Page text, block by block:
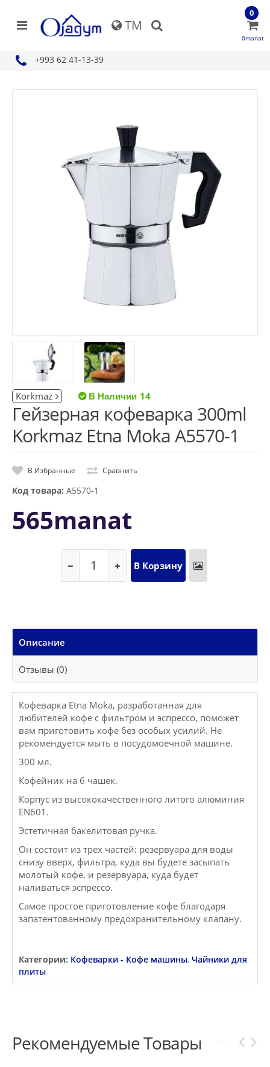
TM
+993 62 41-13-39
0
0manat
Korkmaz 14
Гейзерная кофеварка 300ml
Korkmaz Etna Moka A5570-1
В Избранные Сравнить
Код товара: A5570-1
565manat
Описание
Отзывы (0)
Кофеварка Etna Moka, разработанная для
любителей кофе с фильтром и эспрессо, поможет
вам приготовить кофе без особых усилий. Не
рекомендуется мыть в посудомоечной машине.
300 мл.
Кофейник на 6 чашек.
Корпус из высококачественного литого алюминия
EN601.
Эстетичная бакелитовая ручка.
Он состоит из трех частей: резервуара для воды
снизу вверх, фильтра, куда вы будете засыпать
молотый кофе, и резервуара, куда будет
наливаться эспрессо.
Самое простое приготовление кофе благодаря
запатентованному предохранительному клапану.
Категории: Кофеварки - Кофе машины, Чайники для
плиты
Рекомендуемые Товары